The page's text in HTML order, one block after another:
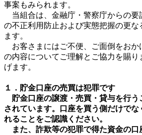
事案もみられます。
当組合は、金融庁・警察庁からの要
の不正利用防止および実態把握の更な
ます。
お客さまにはご不便、ご面倒をおか
の内容についてご理解とご協力を賜り
げます。
１．貯金口座の売買は犯罪です
貯金口座の譲渡・売買・貸与を行う
されています。口座を買う側だけで
れることをご認識ください。
また、詐欺等の犯罪で得た資金の口